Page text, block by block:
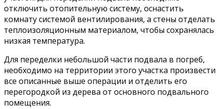
отключить отопительную систему, оснастить
комнату системой вентилирования, а стены отделать
теплоизоляционным материалом, чтобы сохранялась
низкая температура.
Для переделки небольшой части подвала в погреб,
необходимо на территории этого участка произвести
все описанные выше операции и отделить его
перегородкой из дерева от основного подвального
помещения.